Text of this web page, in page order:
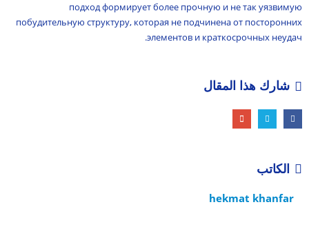
подход формирует более прочную и не так уязвимую
побудительную структуру, которая не подчинена от посторонних
элементов и краткосрочных неудач.
شارك هذا المقال
الكاتب
hekmat khanfar